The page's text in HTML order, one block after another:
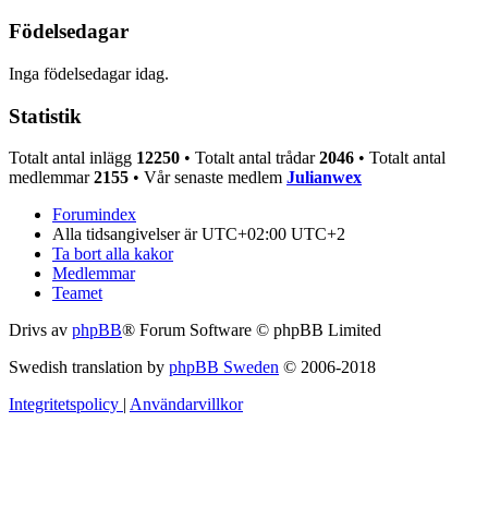
Födelsedagar
Inga födelsedagar idag.
Statistik
Totalt antal inlägg 12250 • Totalt antal trådar2046 • Totalt antal
medlemmar2155 • Vår senaste medlem Julianwex
Forumindex
Alla tidsangivelser är UTC+02:00 UTC+2
Ta bort alla kakor
Medlemmar
Teamet
Drivs av phpBB® Forum Software © phpBB Limited
Swedish translation by phpBB Sweden © 2006-2018
Integritetspolicy | Användarvillkor